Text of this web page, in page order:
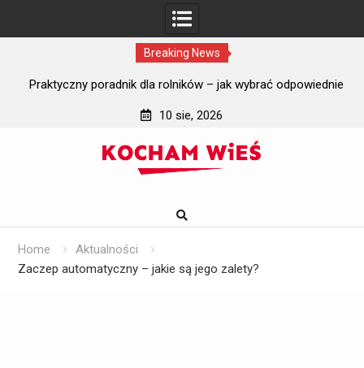
Breaking News
Praktyczny poradnik dla rolników – jak wybrać odpowiednie
10 sie, 2026
Home
Aktualności
Zaczep automatyczny – jakie są jego zalety?